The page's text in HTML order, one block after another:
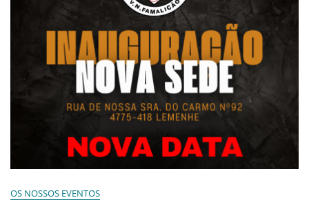
OS NOSSOS EVENTOS